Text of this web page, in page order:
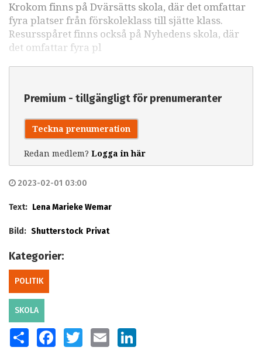
Krokom finns på Dvärsätts skola, där det omfattar
fyra platser från förskoleklass till sjätte klass.
Resursspåret finns också på Nyhedens skola, där
det omfattar fyra pl
Premium - tillgängligt för prenumeranter
Teckna prenumeration
Redan medlem? Logga in här
2023-02-01 03:00
Text: Lena Marieke Wemar
Bild: Shutterstock Privat
Kategorier:
POLITIK
SKOLA
SHARE FACEBOOKTWITTER EMAIL